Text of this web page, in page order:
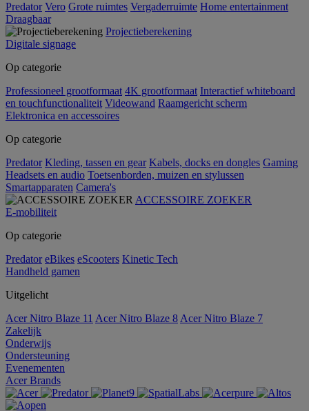
Predator Vero Grote ruimtes Vergaderruimte Home entertainment
Draagbaar
Projectieberekening
Digitale signage
Op categorie
Professioneel grootformaat 4K grootformaat Interactief whiteboard
en touchfunctionaliteit Videowand Raamgericht scherm
Elektronica en accessoires
Op categorie
Predator Kleding, tassen en gear Kabels, docks en dongles Gaming
Headsets en audio Toetsenborden, muizen en stylussen
Smartapparaten Camera's
ACCESSOIRE ZOEKER
E-mobiliteit
Op categorie
Predator eBikes eScooters Kinetic Tech
Handheld gamen
Uitgelicht
Acer Nitro Blaze 11 Acer Nitro Blaze 8 Acer Nitro Blaze 7
Zakelijk
Onderwijs
Ondersteuning
Evenementen
Acer Brands